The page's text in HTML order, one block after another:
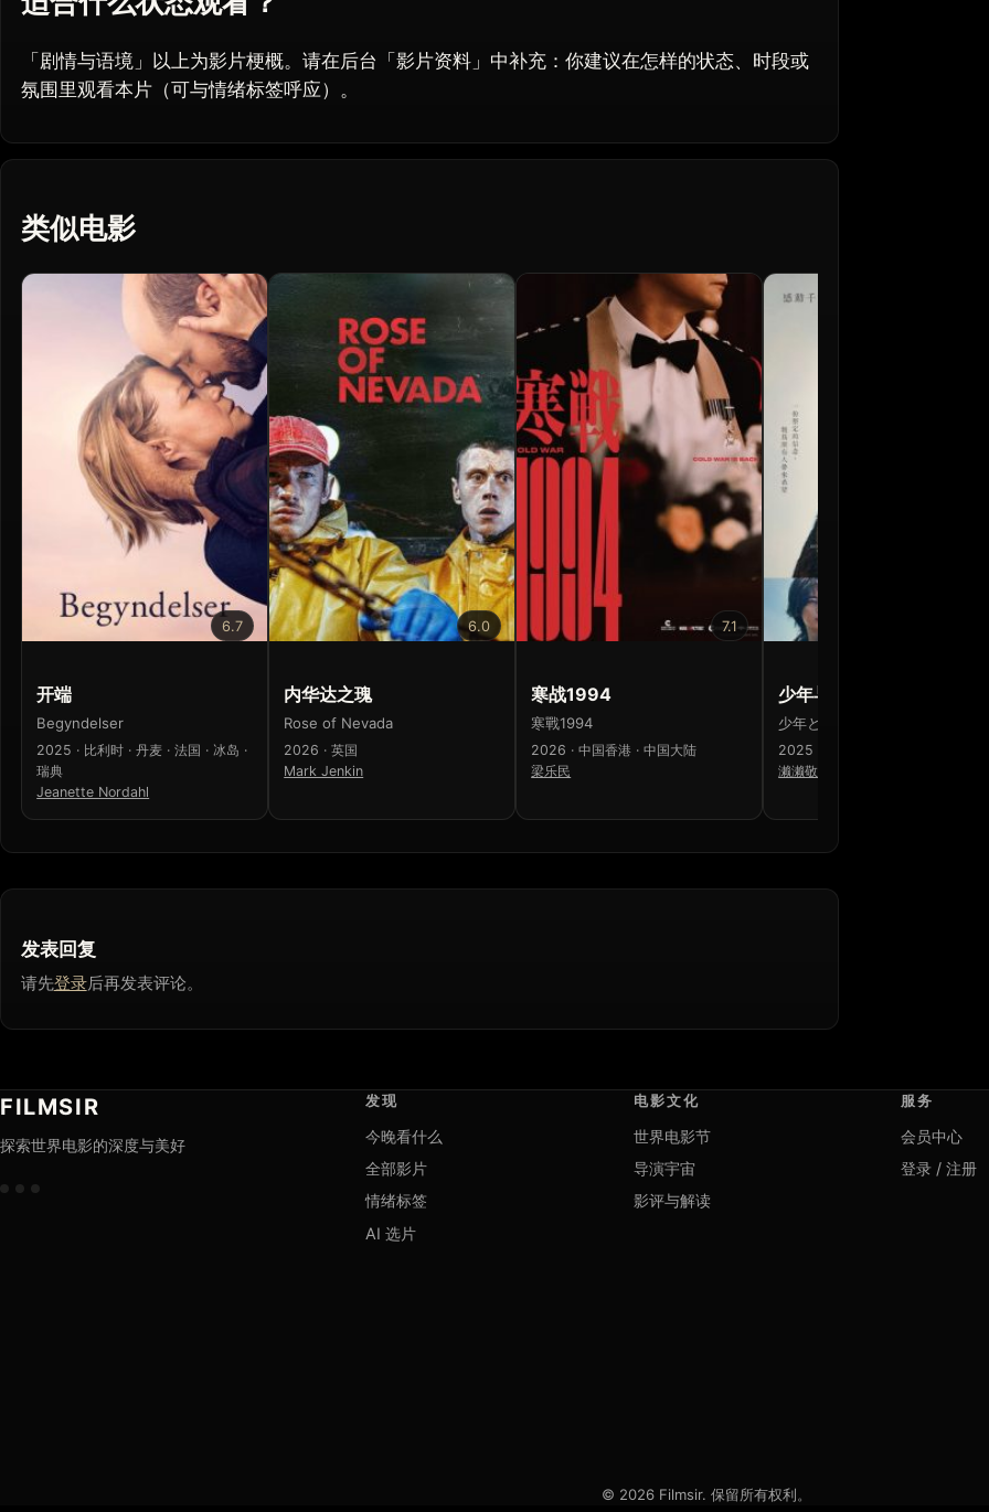
「剧情与语境」以上为影片梗概。请在后台「影片资料」中补充：你建议在怎样的状态、时段或
氛围里观看本片（可与情绪标签呼应）。
类似电影
6.7
开端
Begyndelser
2025 · 比利时 · 丹麦 · 法国 · 冰岛 ·
瑞典
Jeanette Nordahl
6.0
内华达之瑰
Rose of Nevada
2026 · 英国
Mark Jenkin
7.1
寒战1994
寒戰1994
2026 · 中国香港 · 中国大陆
梁乐民
少年与犬
少年と犬
2025 · 日本
濑濑敬久
发表回复
请先登录后再发表评论。
FILMSIR
探索世界电影的深度与美好
发现
今晚看什么
全部影片
情绪标签
AI 选片
电影文化
世界电影节
导演宇宙
影评与解读
服务
会员中心
登录 / 注册
© 2026 Filmsir. 保留所有权利。